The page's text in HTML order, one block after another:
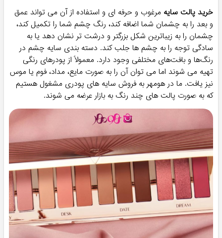
خرید پالت سایه مرغوب و حرفه ای و استفاده از آن می تواند عمق
و بعد را به چشمان شما اضافه کند، رنگ چشم شما را تکمیل کند،
چشمان را به زیباترین شکل بزرگتر و درشت تر نشان دهد یا به
سادگی توجه را به چشم ها جلب کند. دسته بندی سایه چشم در
رنگ‌ها و بافت‌های مختلفی وجود دارد. معمولاً از پودرهای رنگی
تهیه می شوند اما می توان آن را به صورت مایع، مداد، فوم یا موس
نیز یافت. ما در هومهر به فروش سایه های پودری مشغول هستیم
که به صورت پالت های چند رنگ به بازار عرضه می شوند.